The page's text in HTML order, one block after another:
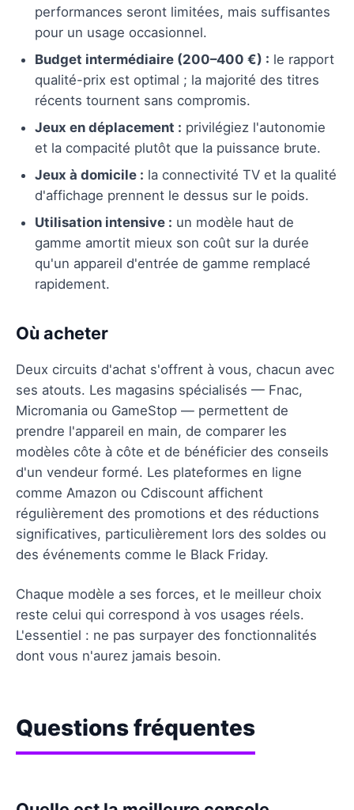
performances seront limitées, mais suffisantes
pour un usage occasionnel.
Budget intermédiaire (200–400 €) : le rapport
qualité-prix est optimal ; la majorité des titres
récents tournent sans compromis.
Jeux en déplacement : privilégiez l'autonomie
et la compacité plutôt que la puissance brute.
Jeux à domicile : la connectivité TV et la qualité
d'affichage prennent le dessus sur le poids.
Utilisation intensive : un modèle haut de
gamme amortit mieux son coût sur la durée
qu'un appareil d'entrée de gamme remplacé
rapidement.
Où acheter
Deux circuits d'achat s'offrent à vous, chacun avec
ses atouts. Les magasins spécialisés — Fnac,
Micromania ou GameStop — permettent de
prendre l'appareil en main, de comparer les
modèles côte à côte et de bénéficier des conseils
d'un vendeur formé. Les plateformes en ligne
comme Amazon ou Cdiscount affichent
régulièrement des promotions et des réductions
significatives, particulièrement lors des soldes ou
des événements comme le Black Friday.
Chaque modèle a ses forces, et le meilleur choix
reste celui qui correspond à vos usages réels.
L'essentiel : ne pas surpayer des fonctionnalités
dont vous n'aurez jamais besoin.
Questions fréquentes